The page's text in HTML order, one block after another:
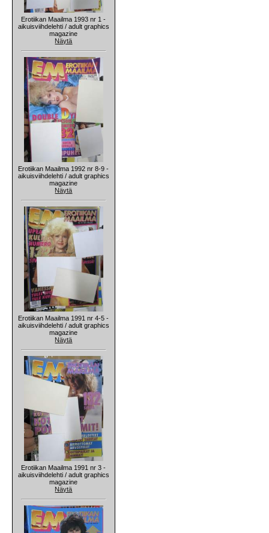
Erotiikan Maailma 1993 nr 1 -
aikuisviihdelehti / adult graphics
magazine
Näytä
Erotiikan Maailma 1992 nr 8-9 -
aikuisviihdelehti / adult graphics
magazine
Näytä
Erotiikan Maailma 1991 nr 4-5 -
aikuisviihdelehti / adult graphics
magazine
Näytä
Erotiikan Maailma 1991 nr 3 -
aikuisviihdelehti / adult graphics
magazine
Näytä